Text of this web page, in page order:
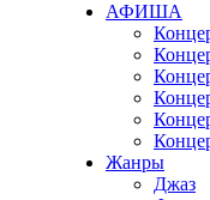
АФИША
Жанры
Джаз